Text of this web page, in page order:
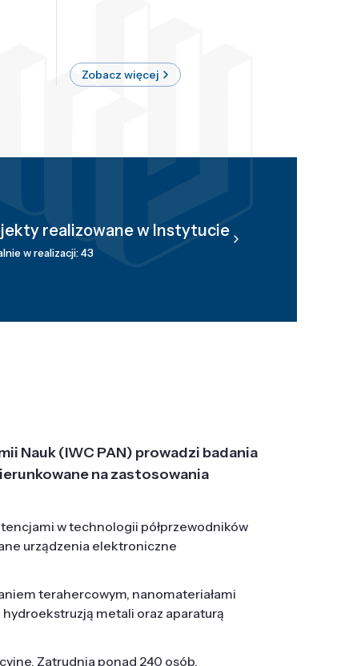
Zobacz więcej
realizowane w Instytucie
w realizacji: 43
Nauk (IWC PAN) prowadzi badania
na zastosowania
w technologii półprzewodników
urządzenia elektroniczne
terahercowym, nanomateriałami
metali oraz aparaturą
Zatrudnia ponad 240 osób.